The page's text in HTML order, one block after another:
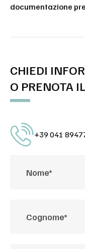
documentazione
CHIEDI
O PRENOTA
+39 041